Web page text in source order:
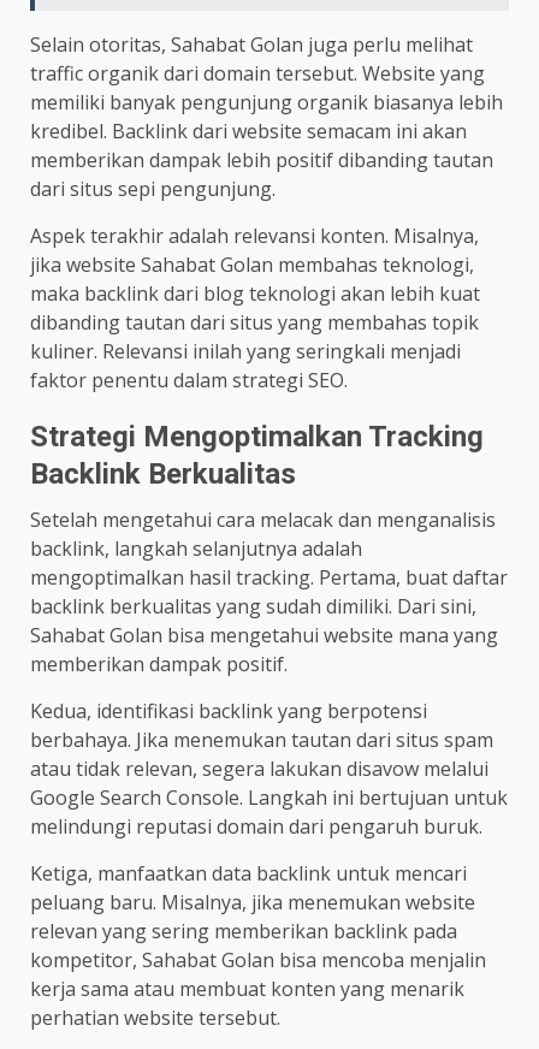
Selain otoritas, Sahabat Golan juga perlu melihat
traffic organik dari domain tersebut. Website yang
memiliki banyak pengunjung organik biasanya lebih
kredibel. Backlink dari website semacam ini akan
memberikan dampak lebih positif dibanding tautan
dari situs sepi pengunjung.
Aspek terakhir adalah relevansi konten. Misalnya,
jika website Sahabat Golan membahas teknologi,
maka backlink dari blog teknologi akan lebih kuat
dibanding tautan dari situs yang membahas topik
kuliner. Relevansi inilah yang seringkali menjadi
faktor penentu dalam strategi SEO.
Strategi Mengoptimalkan Tracking
Backlink Berkualitas
Setelah mengetahui cara melacak dan menganalisis
backlink, langkah selanjutnya adalah
mengoptimalkan hasil tracking. Pertama, buat daftar
backlink berkualitas yang sudah dimiliki. Dari sini,
Sahabat Golan bisa mengetahui website mana yang
memberikan dampak positif.
Kedua, identifikasi backlink yang berpotensi
berbahaya. Jika menemukan tautan dari situs spam
atau tidak relevan, segera lakukan disavow melalui
Google Search Console. Langkah ini bertujuan untuk
melindungi reputasi domain dari pengaruh buruk.
Ketiga, manfaatkan data backlink untuk mencari
peluang baru. Misalnya, jika menemukan website
relevan yang sering memberikan backlink pada
kompetitor, Sahabat Golan bisa mencoba menjalin
kerja sama atau membuat konten yang menarik
perhatian website tersebut.